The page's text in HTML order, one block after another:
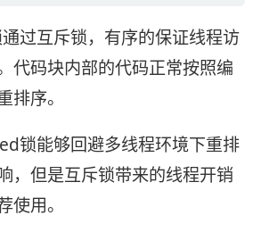
过互斥锁，有序的保证线程访
代码块内部的代码正常按照编
排序。
锁能够回避多线程环境下重排
，但是互斥锁带来的线程开销
使用。